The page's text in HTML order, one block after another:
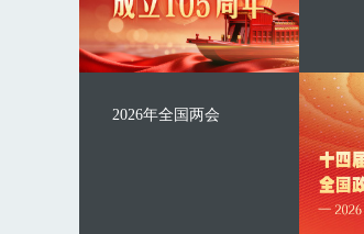
2026年全国两会